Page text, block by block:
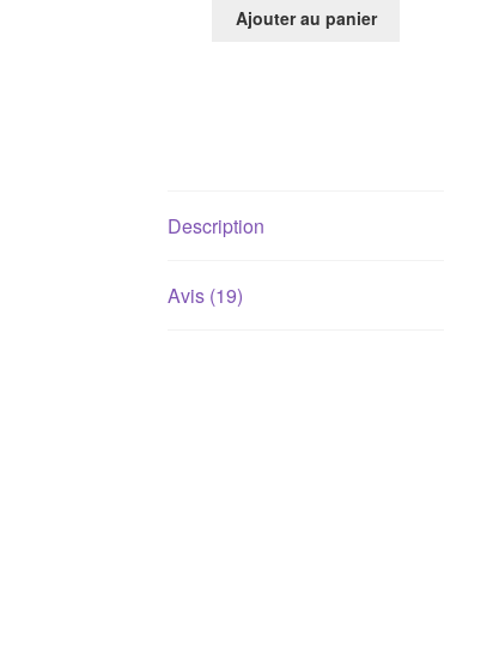
Ajouter au panier
Description
Avis (19)